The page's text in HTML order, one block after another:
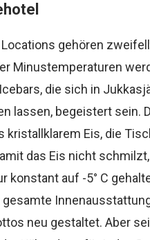
gehören
Minustemperaturen
die sich in
lassen, begeistert sein.
kristallklarem Eis, die
das Eis nicht
konstant auf -5° C
gesamte
neu gestaltet. Aber